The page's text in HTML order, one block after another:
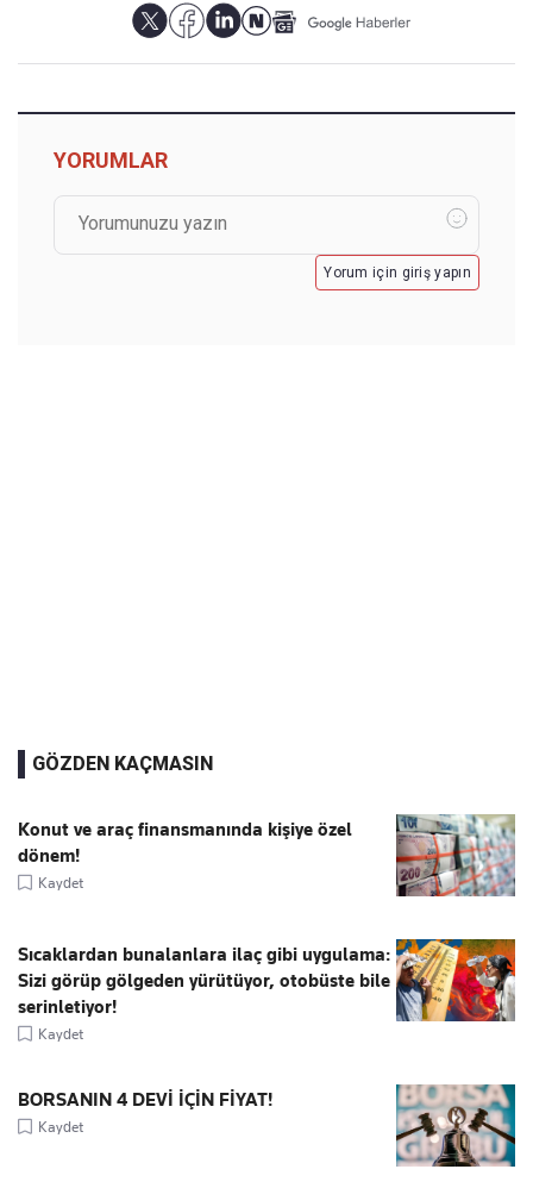
YORUMLAR
Yorum için giriş yapın
GÖZDEN KAÇMASIN
Konut ve araç finansmanında kişiye özel
dönem!
Kaydet
Sıcaklardan bunalanlara ilaç gibi uygulama:
Sizi görüp gölgeden yürütüyor, otobüste bile
serinletiyor!
Kaydet
BORSANIN 4 DEVİ İÇİN FİYAT!
Kaydet